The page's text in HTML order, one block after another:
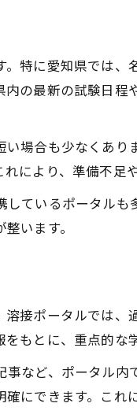
過去データの調べ方
程や会場情報の見逃
参加が技術力向上に
に役立つ競技会の具
データから見る溶接
を資格試験対策に生
策に必要な最新情報
押さえるべき試験日
する溶接学科と実技
取得のポイントと注
特に愛知県では
の最新の試験日
場合も少なくあ
により、準備不足
ているポータル
います。
接ポータルでは
もとに、重点的な
など、ポータル
にできます。こ